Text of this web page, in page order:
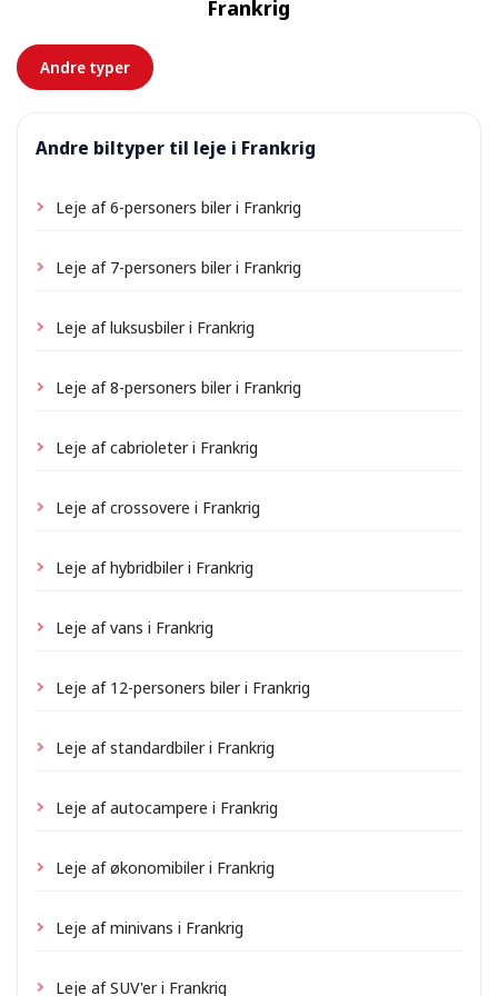
Frankrig
Andre typer
Andre biltyper til leje i Frankrig
Leje af 6-personers biler i Frankrig
Leje af 7-personers biler i Frankrig
Leje af luksusbiler i Frankrig
Leje af 8-personers biler i Frankrig
Leje af cabrioleter i Frankrig
Leje af crossovere i Frankrig
Leje af hybridbiler i Frankrig
Leje af vans i Frankrig
Leje af 12-personers biler i Frankrig
Leje af standardbiler i Frankrig
Leje af autocampere i Frankrig
Leje af økonomibiler i Frankrig
Leje af minivans i Frankrig
Leje af SUV'er i Frankrig